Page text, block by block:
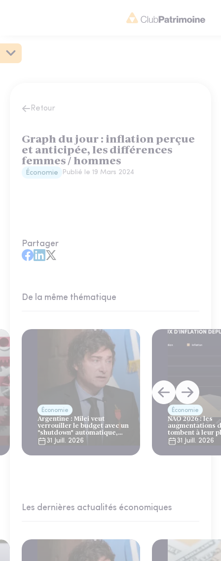
Retour
Graph du jour : inflation perçue
et anticipée, les différences
femmes / hommes
Économie Publié le 19 Mars 2024
Partager
De la même thématique
Économie
Argentine : Milei veut
verrouiller le budget avec un
"shutdown" automatique,
sous le regard bienveillant
du FMI
31 Juill. 2026
Économie
NAO 2026 : les
augmentations
tombent à leur
niveau depuis 4
31 Juill. 2026
Les dernières actualités économiques